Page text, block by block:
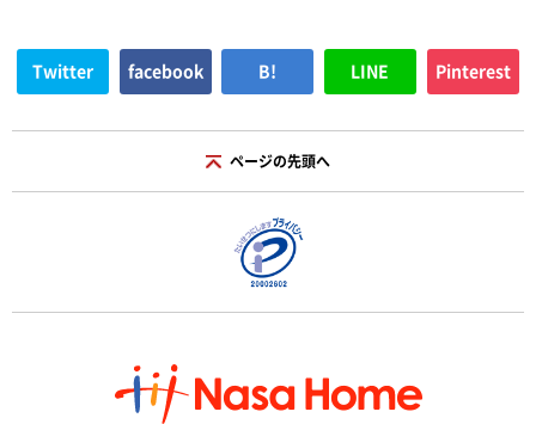
Twitter facebook B! LINE Pinterest
ページの先頭へ